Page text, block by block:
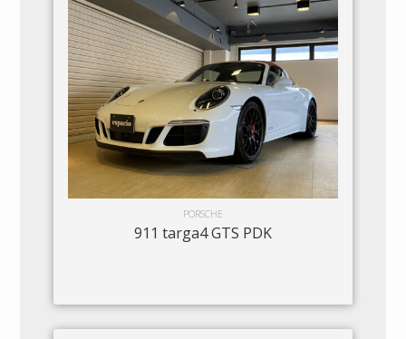
PORSCHE
911 targa4 GTS PDK